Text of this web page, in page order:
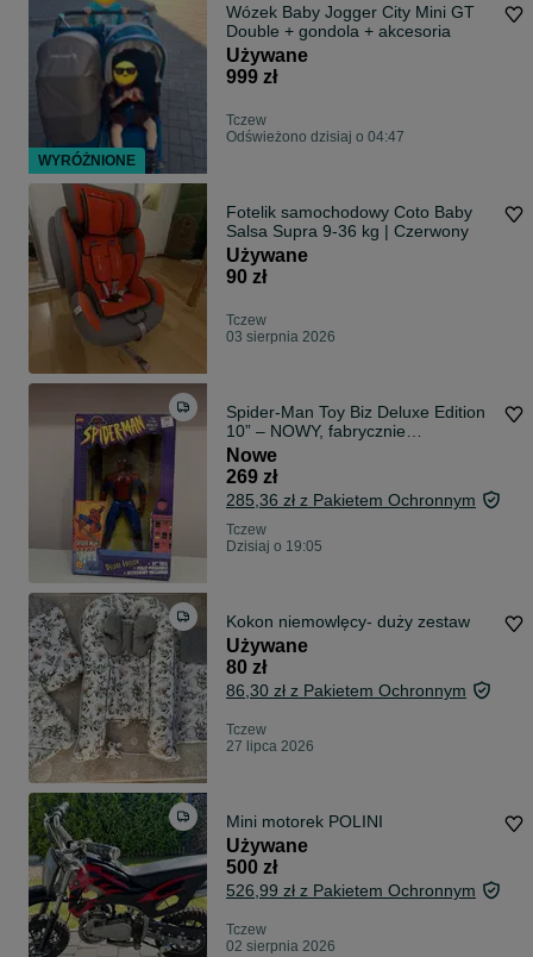
Wózek Baby Jogger City Mini GT
Double + gondola + akcesoria
Używane
999 zł
Tczew
Odświeżono dzisiaj o 04:47
Fotelik samochodowy Coto Baby
Salsa Supra 9-36 kg | Czerwony
Używane
90 zł
Tczew
03 sierpnia 2026
Spider-Man Toy Biz Deluxe Edition
10” – NOWY, fabrycznie
zapakowany
Nowe
269 zł
285,36 zł z Pakietem Ochronnym
Tczew
Dzisiaj o 19:05
Kokon niemowlęcy- duży zestaw
Używane
80 zł
86,30 zł z Pakietem Ochronnym
Tczew
27 lipca 2026
Mini motorek POLINI
Używane
500 zł
526,99 zł z Pakietem Ochronnym
Tczew
02 sierpnia 2026
WYRÓŻNIONE